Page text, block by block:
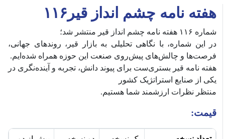
هفته نامه چشم انداز قیر۱۱۶
شماره ۱۱۶ هفته نامه چشم انداز قیر منتشر شد؛
‎در این شماره، با نگاهی تحلیلی به بازار قیر، روندهای جهانی،
فرصت‌ها و چالش‌های پیش‌روی صنعت این حوزه همراه شده‌ایم.
‎هفته نامه قیر بستری‌ست برای پیوند دانش، تجربه و آینده‌نگری در
یکی از صنایع استراتژیک کشور
قیمت: